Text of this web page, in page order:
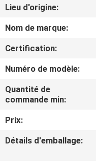
VIDÉOS
À
PROPOS
DE
VISITE
Lieu d'origine:
Nom de marque:
Certification:
Numéro de modèle:
Quantité de
commande min:
Prix:
Détails d'emballage: